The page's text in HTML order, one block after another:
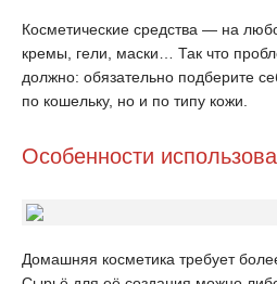
Косметические средства — на
кремы, гели, маски… Так что
должно: обязательно подберите
по кошельку, но и по типу кожи.
Особенности
Домашняя косметика требует